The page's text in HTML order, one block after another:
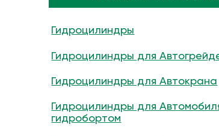
Гидроцилиндры
Гидроцилиндры для
Гидроцилиндры для Автокрана
Гидроцилиндры для
гидробортом